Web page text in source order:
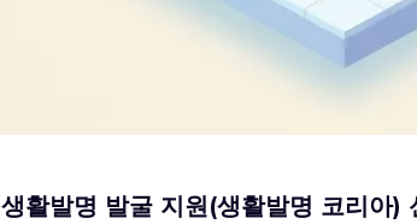
생활발명 발굴 지원(생활발명 코리아)